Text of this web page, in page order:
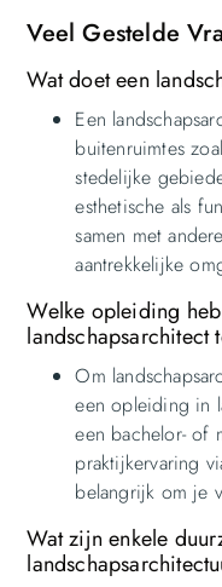
Veel Gestelde
Wat doet een
Een
buitenruimtes
stedelijke
esthetische als
samen met
aantrekkelijke
Welke opleiding
landschapsarchitect
Om
een opleiding in
een bachelor- of
praktijkervaring
belangrijk om je
Wat zijn enkele